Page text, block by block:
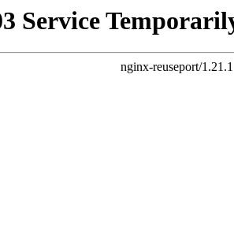
Service
nginx-reuseport/1.21.1